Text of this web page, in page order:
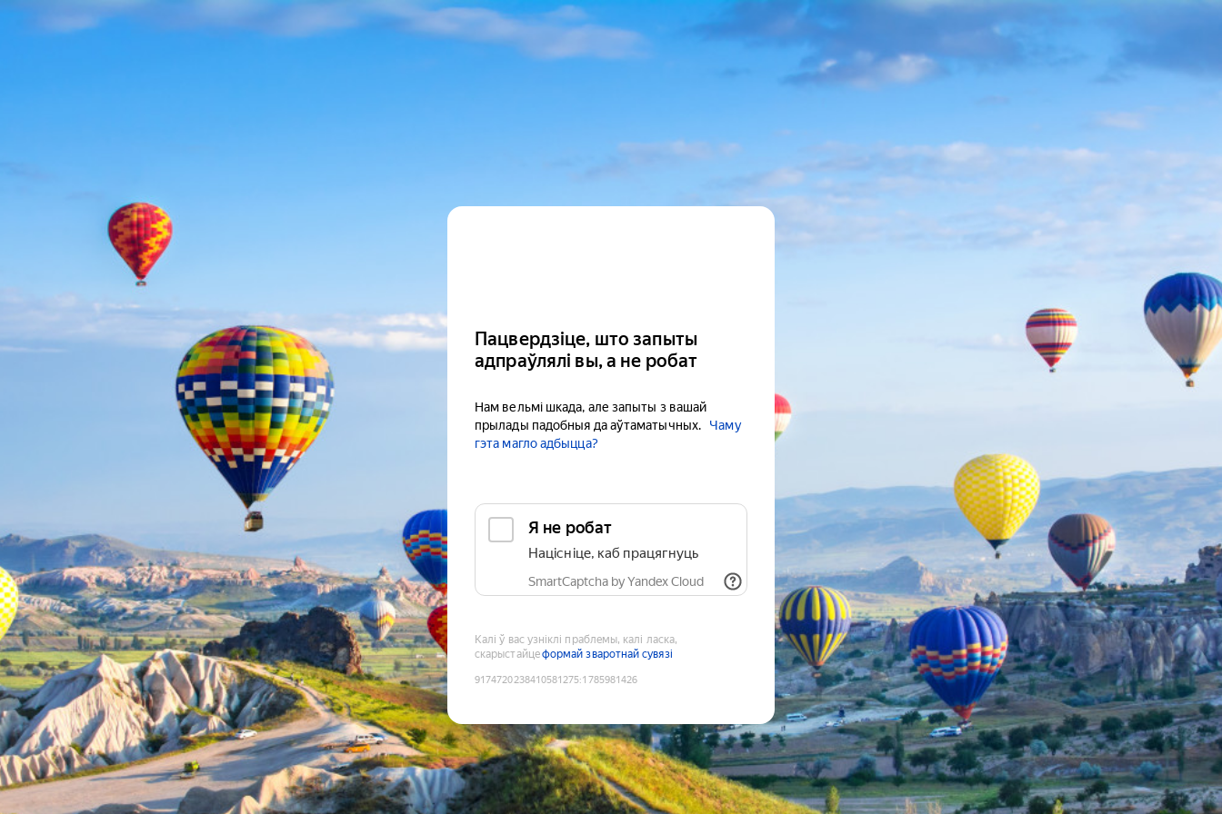
Пацвердзіце, што запыты
адпраўлялі вы, а не робат
Нам вельмі шкада, але запыты з вашай
прылады падобныя да аўтаматычных.
Чаму
гэта магло адбыцца?
Я не робат
Націсніце, каб працягнуць
SmartCaptcha by Yandex Cloud
Калі ў вас узніклі праблемы, калі ласка,
скарыстайцеформай зваротнай сувязі
9174720238410581275:1785981426